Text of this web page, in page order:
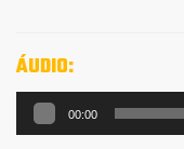
ÁUDIO:
Reprodutor
de
00:00